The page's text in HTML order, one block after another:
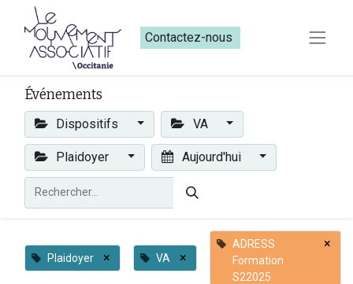
Contactez-nous​​
Événements
Dispositifs VA
Plaidoyer Aujourd'hui
Plaidoyer × VA ×
ADRESS
Formation
S22025
×